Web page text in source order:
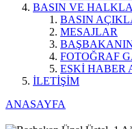
BASIN VE
BASIN
MESAJLAR
FOTOĞRAF
ESKİ HABER
İLETİŞİM
ANASAYFA